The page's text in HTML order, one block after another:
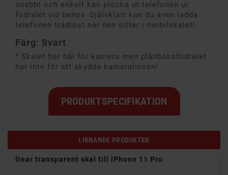
snabbt och enkelt kan plocka ut telefonen ur
fodralet vid behov. Självklart kan du även ladda
telefonen trådlöst när den sitter i mobilskalet!
Färg: Svart
* Skalet har hål för kamera men plånboksfodralet
har inte för att skydda kameralinsen!
PRODUKTSPECIFIKATION
LIKNANDE PRODUKTER
Gear transparent skal till iPhone 11 Pro